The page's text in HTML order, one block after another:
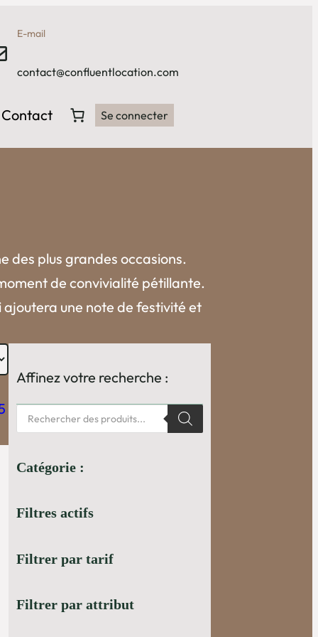
E-mail
contact@confluentlocation.com
Contact Se connecter
des plus grandes occasions.
de convivialité pétillante.
ajoutera une note de festivité et
Affinez votre recherche :
R
e
h
e
p
d
Catégorie :
Filtres actifs
Filtrer par tarif
Filtrer par attribut